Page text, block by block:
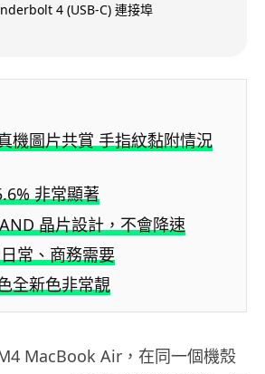
4 (USB-C) 連接埠
機圖片共賞 手指紋黏附情況
非常顯著
晶片設計，不會降速
常、商務需要
全新色非常靚
MacBook Air，在同一個機殼